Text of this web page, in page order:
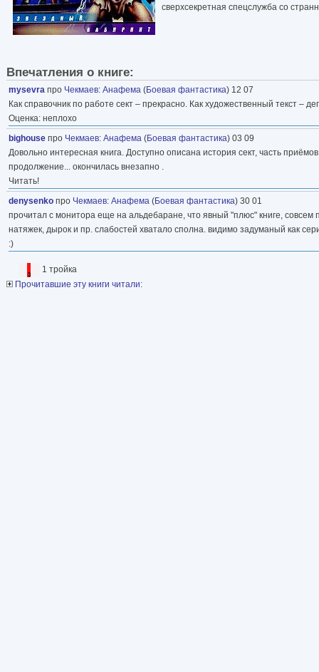
сверхсекретная спецслужба со
Впечатления о книге:
mysevra про Чекмаев: Анафема (Боевая фантастика) 12 07
Как справочник по работе сект – прекрасно. Как художественный текст –
Оценка: неплохо
bighouse про Чекмаев: Анафема (Боевая фантастика) 03 09
Довольно интересная книга. Доступно описана история сект, часть
продолжение... окончилась внезапно .
Читать!
denysenko про Чекмаев: Анафема (Боевая фантастика) 30 01
прочитал с монитора еще на альдебаране, что явный "плюс" книге,
натяжек, дырок и пр. слабостей хватало сполна. видимо задуманый как
:)
1 тройка
Прочитавшие эту книги читали: